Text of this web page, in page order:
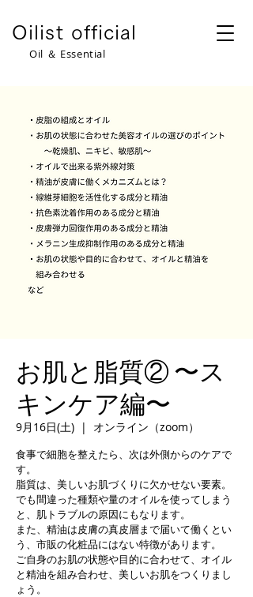
​Oilist official
​Oil ＆ Essential
お肌と脂質② 〜ス
キンケア編〜
9月16日(土)
  |
オンライン（zoom）
食事で細胞を整えたら、次は外側からのケアで
す。
脂質は、美しいお肌づくりに欠かせない要素。
でも間違った種類や量のオイルを使ってしまう
と、肌トラブルの原因にもなります。
また、精油は皮膚の真皮層まで届いて働くとい
う、市販の化粧品にはない特徴があります。
ご自身のお肌の状態や目的に合わせて、オイル
と精油を組み合わせ、美しいお肌をつくりまし
ょう。